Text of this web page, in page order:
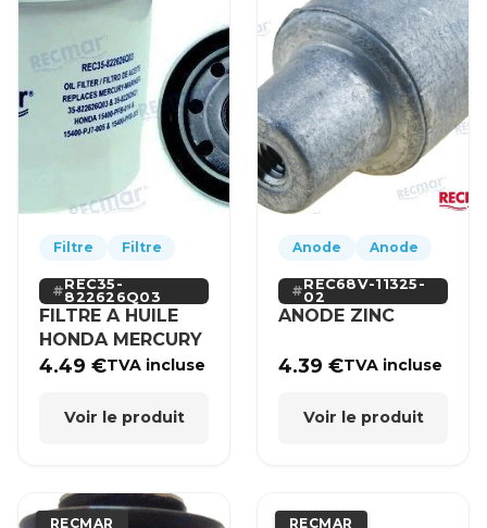
Filtre Filtre
REC35-
822626Q03
FILTRE A HUILE
HONDA MERCURY
4.49€TVA incluse
Voir le produit
Anode Anode
REC68V-11325-
02
ANODE ZINC
4.39€TVA incluse
Voir le produit
RECMAR RECMAR